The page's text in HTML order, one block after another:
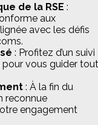
de la RSE :
aux
avec les défis
: Profitez d’un suivi
vous guider tout
: À la fin du
reconnue
engagement